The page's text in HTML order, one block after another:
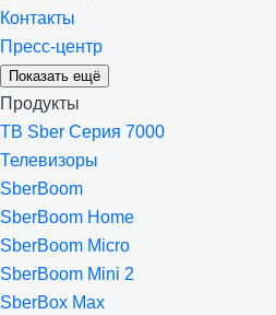
Контакты
Пресс-центр
Показать ещё
Продукты
ТВ Sber Серия 7000
Телевизоры
SberBoom
SberBoom Home
SberBoom Micro
SberBoom Mini 2
SberBox Max